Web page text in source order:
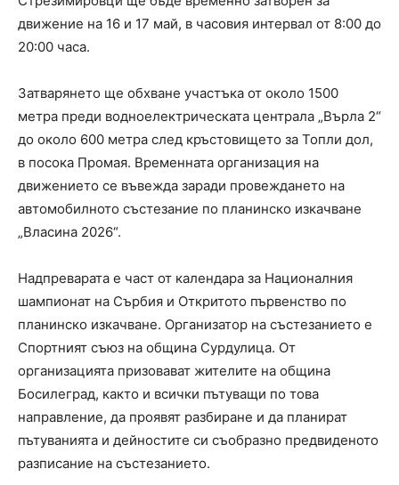
движение на 16 и 17 май, в часовия интервал от 8:00 до
20:00 часа.
Затварянето ще обхване участъка от около 1500
метра преди водноелектрическата централа „Върла 2“
до около 600 метра след кръстовището за Топли дол,
в посока Промая. Временната организация на
движението се въвежда заради провеждането на
автомобилното състезание по планинско изкачване
„Власина 2026“.
Надпреварата е част от календара за Националния
шампионат на Сърбия и Откритото първенство по
планинско изкачване. Организатор на състезанието е
Спортният съюз на община Сурдулица. От
организацията призовават жителите на община
Босилеград, както и всички пътуващи по това
направление, да проявят разбиране и да планират
пътуванията и дейностите си съобразно предвиденото
разписание на състезанието.